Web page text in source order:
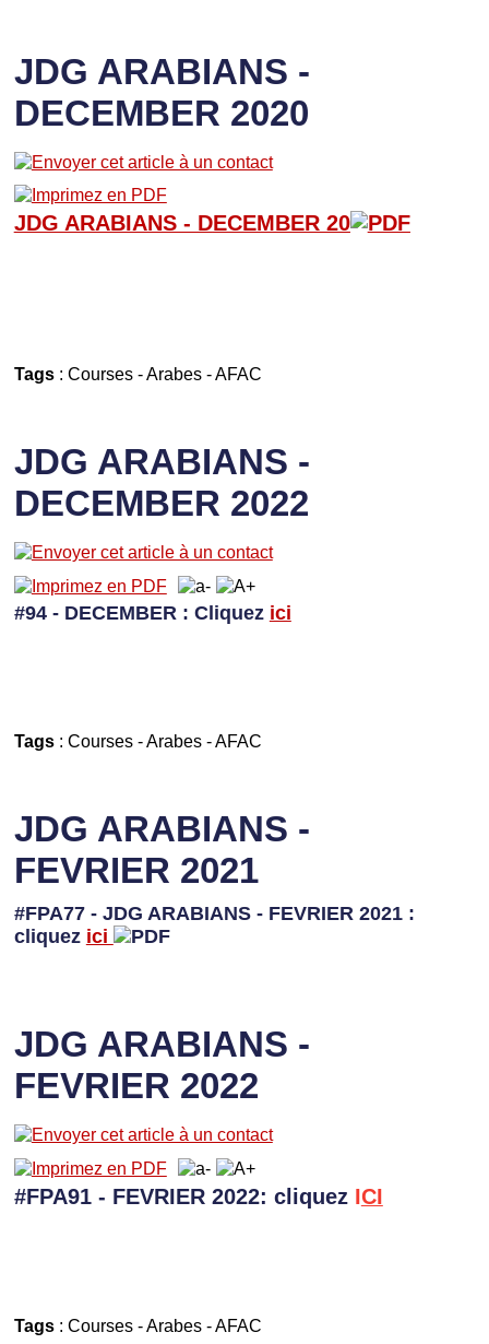
JDG ARABIANS -
DECEMBER 2020
JDG ARABIANS - DECEMBER 20
Tags: Courses-Arabes-AFAC
JDG ARABIANS -
DECEMBER 2022
#94 - DECEMBER: Cliquez ici
Tags: Courses-Arabes-AFAC
JDG ARABIANS -
FEVRIER 2021
#FPA77 - JDG ARABIANS - FEVRIER 2021 :
cliquez ici
JDG ARABIANS -
FEVRIER 2022
#FPA91 - FEVRIER 2022: cliquez ICI
Tags: Courses-Arabes-AFAC